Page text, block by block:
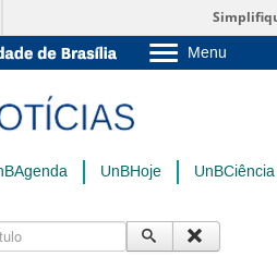
Menu
Pós-Graduação
Administração
UnBHoje UnBCiência